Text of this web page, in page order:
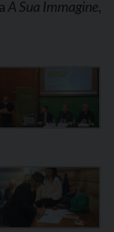
A Sua Immagine,